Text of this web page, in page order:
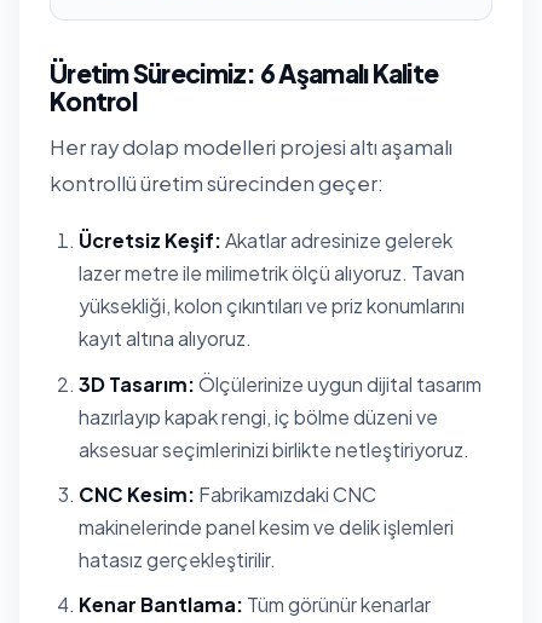
Üretim Sürecimiz: 6 Aşamalı Kalite
Kontrol
Her ray dolap modelleri projesi altı aşamalı
kontrollü üretim sürecinden geçer:
Ücretsiz Keşif:Akatlar adresinize gelerek
lazer metre ile milimetrik ölçü alıyoruz. Tavan
yüksekliği, kolon çıkıntıları ve priz konumlarını
kayıt altına alıyoruz.
3D Tasarım:Ölçülerinize uygun dijital tasarım
hazırlayıp kapak rengi, iç bölme düzeni ve
aksesuar seçimlerinizi birlikte netleştiriyoruz.
CNC Kesim: Fabrikamızdaki CNC
makinelerinde panel kesim ve delik işlemleri
hatasız gerçekleştirilir.
Kenar Bantlama: Tüm görünür kenarlar